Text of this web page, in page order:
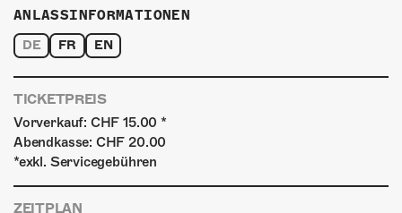
ANLASSINFORMATIONEN
DE FR EN
TICKETPREIS
Vorverkauf: CHF 15.00 *
Abendkasse: CHF 20.00
*exkl. Servicegebühren
ZEITPLAN